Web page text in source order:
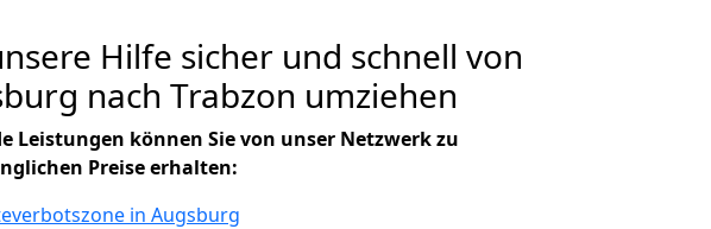
Hilfe sicher und schnell von
nach Trabzon umziehen
Leistungen können Sie von unser Netzwerk zu
Preise erhalten:
in Augsburg